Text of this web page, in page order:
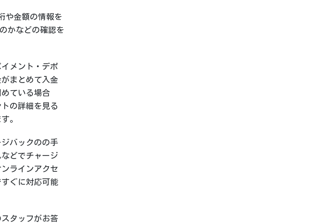
や金額の情報を
かなどの確認を
メント・デポ
まとめて入金
ている場合
の詳細を見る
。
バックのの手
どでチャージ
ラインアクセ
ぐに対応可能
タッフがお答